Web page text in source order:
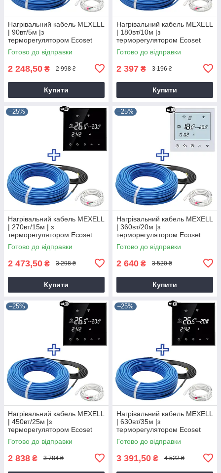
Нагрівальний кабель MEXELL
| 90вт/5м |з
терморегулятором Ecoset
BHT-800 Wi-Fi
Готово до відправки
2 248,50 ₴ 2 998 ₴
Купити
Нагрівальний кабель MEXELL
| 180вт/10м |з
терморегулятором Ecoset
BHT-800 Wi-Fi
Готово до відправки
2 397 ₴ 3 196 ₴
Купити
–25%
Нагрівальний кабель MEXELL
| 270вт/15м | з
терморегулятором Ecoset
BHT-800 Wi-Fi
Готово до відправки
2 473,50 ₴ 3 298 ₴
Купити
–25%
Нагрівальний кабель MEXELL
| 360вт/20м |з
терморегулятором Ecoset
BHT-800 Wi-Fi
Готово до відправки
2 640 ₴ 3 520 ₴
Купити
–25%
Нагрівальний кабель MEXELL
| 450вт/25м |з
терморегулятором Ecoset
BHT-800 Wi-Fi
Готово до відправки
2 838 ₴ 3 784 ₴
–25%
Нагрівальний кабель MEXELL
| 630вт/35м |з
терморегулятором Ecoset
BHT-800 Wi-Fi
Готово до відправки
3 391,50 ₴ 4 522 ₴